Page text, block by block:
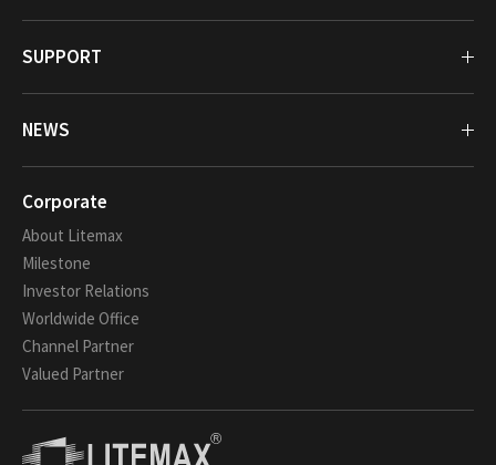
SUPPORT
NEWS
Corporate
About Litemax
Milestone
Investor Relations
Worldwide Office
Channel Partner
Valued Partner